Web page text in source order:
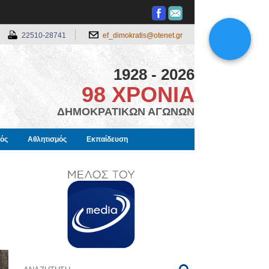
22510-28741 ef_dimokratis@otenet.gr
1928 - 2026
98 ΧΡΟΝΙΑ
ΔΗΜΟΚΡΑΤΙΚΩΝ ΑΓΩΝΩΝ
Αθλητισμός Εκπαίδευση